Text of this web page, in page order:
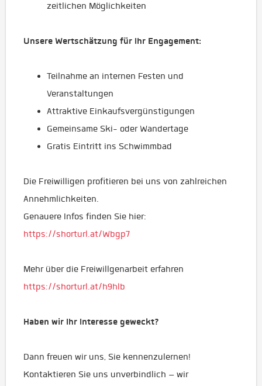
zeitlichen Möglichkeiten
Unsere Wertschätzung für Ihr Engagement:
Teilnahme an internen Festen und
Veranstaltungen
Attraktive Einkaufsvergünstigungen
Gemeinsame Ski- oder Wandertage
Gratis Eintritt ins Schwimmbad
Die Freiwilligen profitieren bei uns von zahlreichen
Annehmlichkeiten.
Genauere Infos finden Sie hier:
https://shorturl.at/Wbgp7
Mehr über die Freiwillgenarbeit erfahren
https://shorturl.at/h9hlb
Haben wir Ihr Interesse geweckt?
Dann freuen wir uns, Sie kennenzulernen!
Kontaktieren Sie uns unverbindlich – wir